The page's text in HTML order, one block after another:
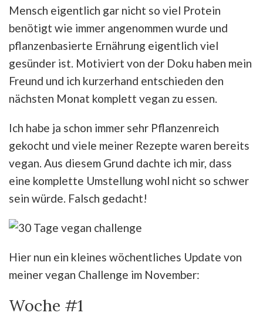
Mensch eigentlich gar nicht so viel Protein
benötigt wie immer angenommen wurde und
pflanzenbasierte Ernährung eigentlich viel
gesünder ist. Motiviert von der Doku haben mein
Freund und ich kurzerhand entschieden den
nächsten Monat komplett vegan zu essen.
Ich habe ja schon immer sehr Pflanzenreich
gekocht und viele meiner Rezepte waren bereits
vegan. Aus diesem Grund dachte ich mir, dass
eine komplette Umstellung wohl nicht so schwer
sein würde. Falsch gedacht!
Hier nun ein kleines wöchentliches Update von
meiner vegan Challenge im November:
Woche #1